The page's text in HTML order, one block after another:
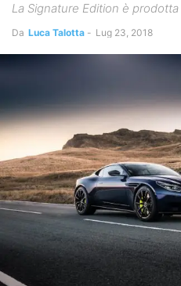
La Signature Edition è
Da Luca Talotta - Lug 23, 2018